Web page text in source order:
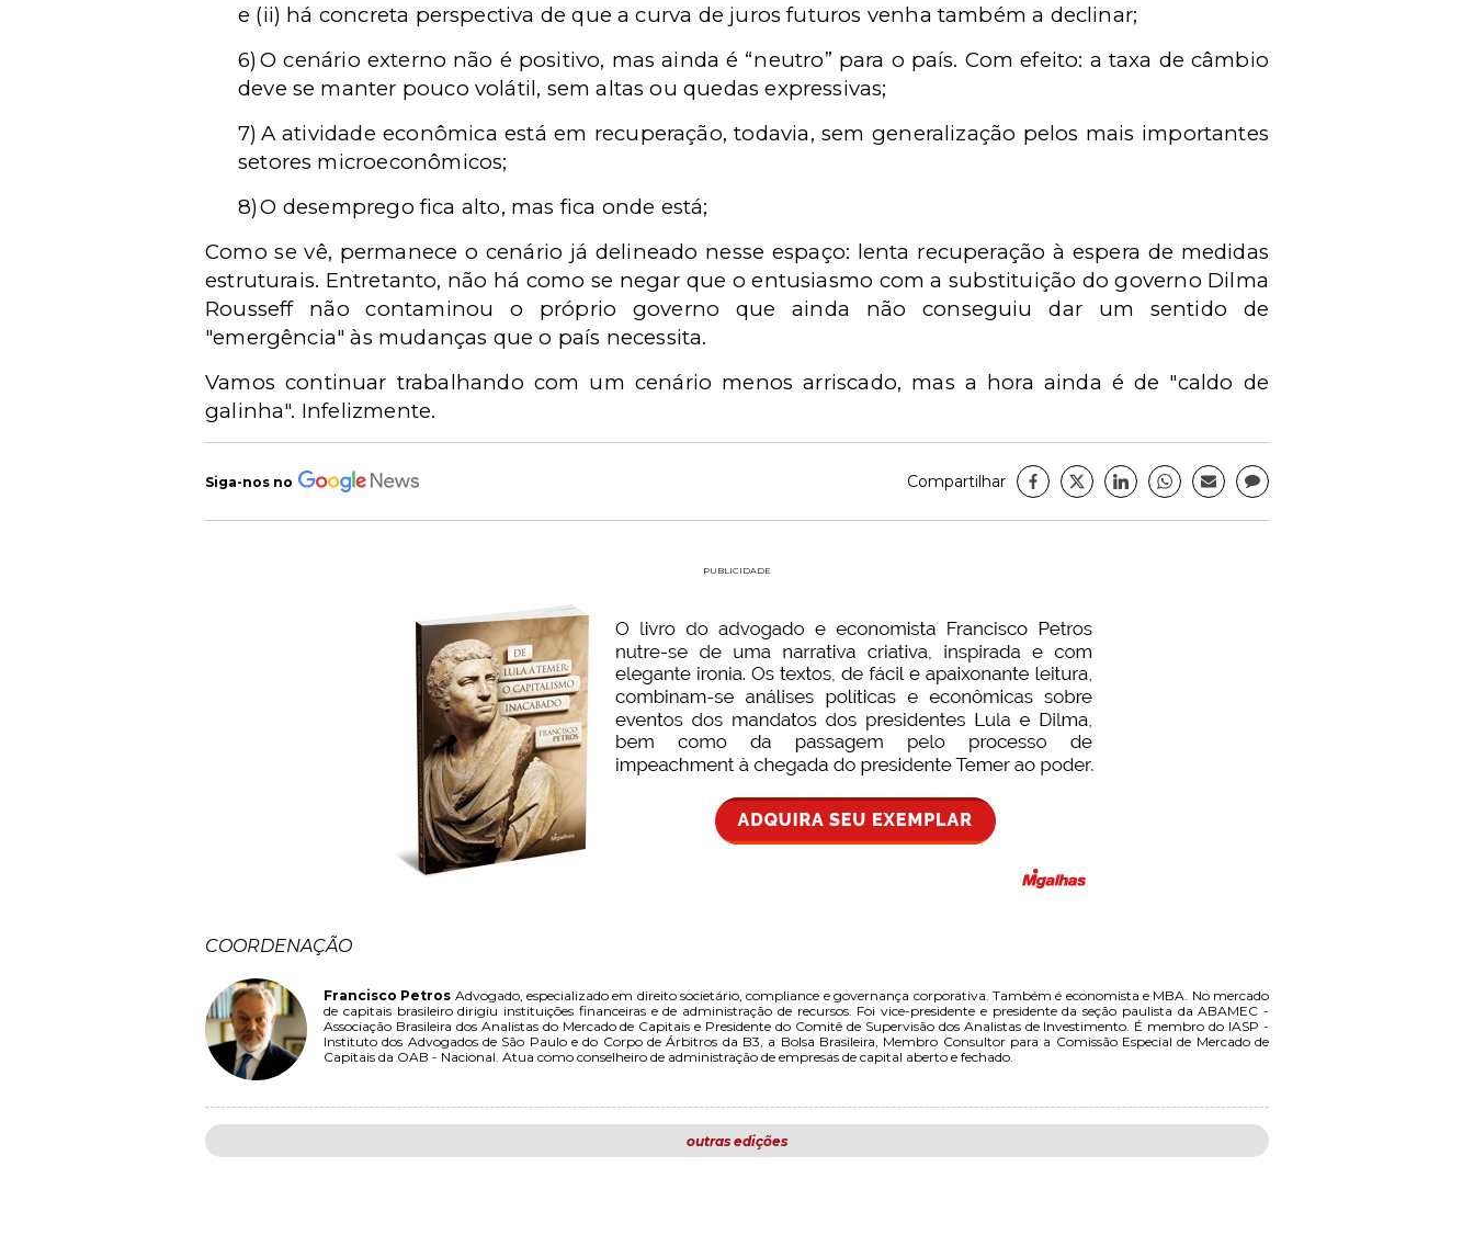
e (ii) há concreta perspectiva de que a curva de juros futuros venha também a declinar;
6) O cenário externo não é positivo, mas ainda é “neutro” para o país. Com efeito: a taxa de câmbio
deve se manter pouco volátil, sem altas ou quedas expressivas;
7) A atividade econômica está em recuperação, todavia, sem generalização pelos mais importantes
setores microeconômicos;
8)O desemprego fica alto, mas fica onde está;
Como se vê, permanece o cenário já delineado nesse espaço: lenta recuperação à espera de medidas
estruturais. Entretanto, não há como se negar que o entusiasmo com a substituição do governo Dilma
Rousseff não contaminou o próprio governo que ainda não conseguiu dar um sentido de
"emergência" às mudanças que o país necessita.
Vamos continuar trabalhando com um cenário menos arriscado, mas a hora ainda é de "caldo de
galinha". Infelizmente.
Siga-nos no Compartilhar
PUBLICIDADE
COORDENAÇÃO
Francisco Petros Advogado, especializado em direito societário, compliance e governança corporativa. Também é economista e MBA. No mercado
de capitais brasileiro dirigiu instituições financeiras e de administração de recursos. Foi vice-presidente e presidente da seção paulista da ABAMEC -
Associação Brasileira dos Analistas do Mercado de Capitais e Presidente do Comitê de Supervisão dos Analistas de Investimento. É membro do IASP -
Instituto dos Advogados de São Paulo e do Corpo de Árbitros da B3, a Bolsa Brasileira, Membro Consultor para a Comissão Especial de Mercado de
Capitais da OAB - Nacional. Atua como conselheiro de administração de empresas de capital aberto e fechado.
outras edições